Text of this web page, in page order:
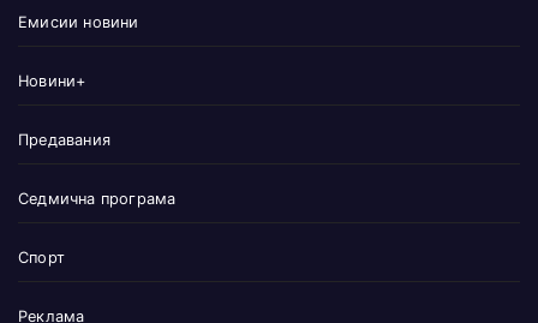
Емисии новини
Новини+
Предавания
Седмична програма
Спорт
Реклама